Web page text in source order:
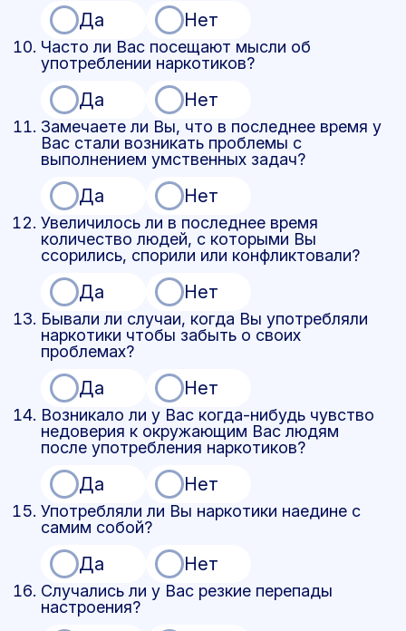
Да Нет
Часто ли Вас посещают мысли об
употреблении наркотиков?
Да Нет
Замечаете ли Вы, что в последнее время у
Вас стали возникать проблемы с
выполнением умственных задач?
Да Нет
Увеличилось ли в последнее время
количество людей, с которыми Вы
ссорились, спорили или конфликтовали?
Да Нет
Бывали ли случаи, когда Вы употребляли
наркотики чтобы забыть о своих
проблемах?
Да Нет
Возникало ли у Вас когда-нибудь чувство
недоверия к окружающим Вас людям
после употребления наркотиков?
Да Нет
Употребляли ли Вы наркотики наедине с
самим собой?
Да Нет
Случались ли у Вас резкие перепады
настроения?